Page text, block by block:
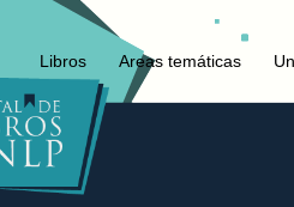
Libros Areas temáticas